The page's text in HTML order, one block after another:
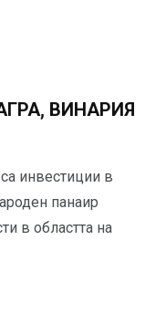
ВИНАРИЯ
инвестиции в
панаир
в областта на